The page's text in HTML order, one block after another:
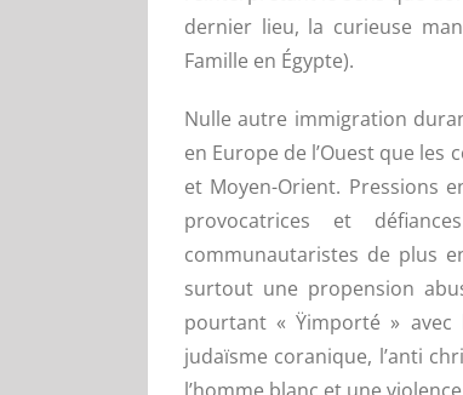
dernier lieu, la curieuse
Famille en Égypte).
Nulle autre immigration
en Europe de l’Ouest que
et Moyen-Orient. Pressions
provocatrices et
communautaristes de plus
surtout une propension
pourtant « Ÿimporté » avec
judaïsme coranique, l’anti